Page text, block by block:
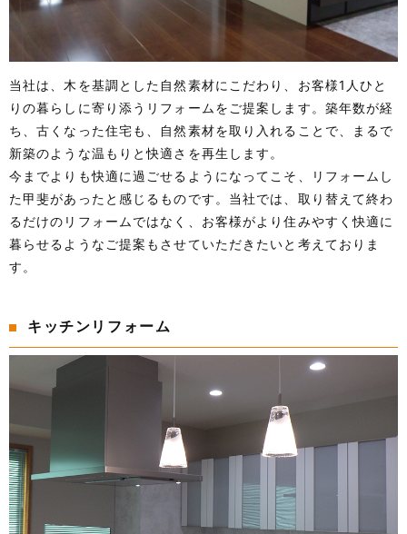
当社は、木を基調とした自然素材にこだわり、お客様1人ひと
りの暮らしに寄り添うリフォームをご提案します。築年数が経
ち、古くなった住宅も、自然素材を取り入れることで、まるで
新築のような温もりと快適さを再生します。
今までよりも快適に過ごせるようになってこそ、リフォームし
た甲斐があったと感じるものです。当社では、取り替えて終わ
るだけのリフォームではなく、お客様がより住みやすく快適に
暮らせるようなご提案もさせていただきたいと考えておりま
す。
キッチンリフォーム